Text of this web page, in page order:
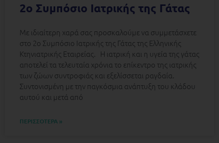
2ο Συμπόσιο Ιατρικής της Γάτας
Με ιδιαίτερη χαρά σας προσκαλούμε να συμμετάσχετε
στο 2ο Συμπόσιο Ιατρικής της Γάτας της Ελληνικής
Κτηνιατρικής Εταιρείας. Η ιατρική και η υγεία της γάτας
αποτελεί τα τελευταία χρόνια το επίκεντρο της ιατρικής
των ζώων συντροφιάς και εξελίσσεται ραγδαία.
Συντονισμένη με την παγκόσμια ανάπτυξη του κλάδου
αυτού και μετά από
ΠΕΡΙΣΣΟΤΕΡΑ »